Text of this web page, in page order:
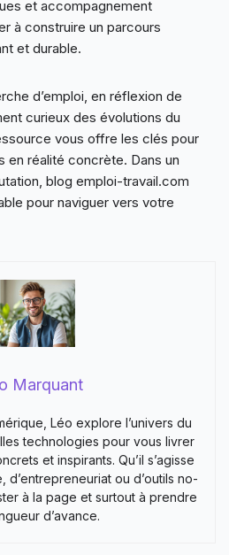
et accompagnement
à construire un parcours
et durable.
d’emploi, en réflexion de
curieux des évolutions du
vous offre les clés pour
en réalité concrète. Dans un
blog emploi-travail.com
pour naviguer vers votre
Marquant
Léo explore l’univers du
technologies pour vous livrer
et inspirants. Qu’il s’agisse
d’entrepreneuriat ou d’outils no-
à la page et surtout à prendre
d’avance.